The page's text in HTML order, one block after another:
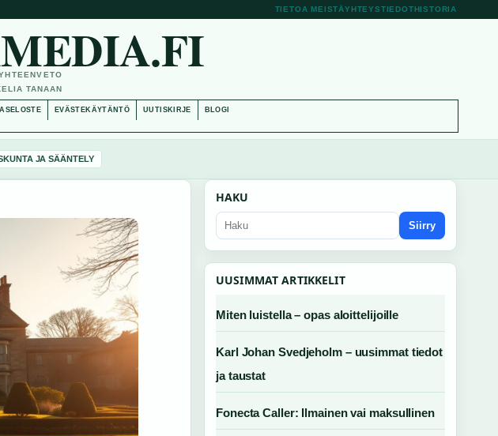
TIETOA MEISTÄYHTEYSTIEDOTHISTORIA
TANAAN
EVÄSTEKÄYTÄNTÖ UUTISKIRJE BLOGI
JA SÄÄNTELY
HAKU
Siirry
UUSIMMAT ARTIKKELIT
Miten luistella – opas aloittelijoille
Karl Johan Svedjeholm – uusimmat tiedot
ja taustat
Fonecta Caller: Ilmainen vai maksullinen